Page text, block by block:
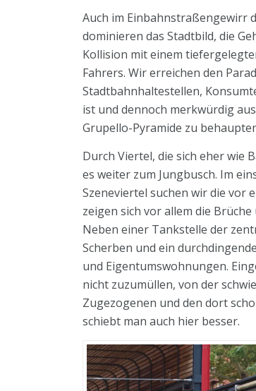
Auch im Einbahnstraßengewirr
dominieren das Stadtbild, die
Kollision mit einem
Fahrers. Wir erreichen den
Stadtbahnhaltestellen,
ist und dennoch merkwürdig
Grupello-Pyramide zu
Durch Viertel, die sich eher wie
es weiter zum Jungbusch. Im
Szeneviertel suchen wir die vor
zeigen sich vor allem die
Neben einer Tankstelle der
Scherben und ein
und Eigentumswohnungen.
nicht zuzumüllen, von der
Zugezogenen und den dort
schiebt man auch hier besser.